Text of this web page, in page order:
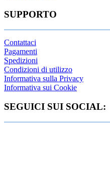
SUPPORTO
Contattaci
Pagamenti
Spedizioni
Condizioni di utilizzo
Informativa sulla Privacy
Informativa sui Cookie
SEGUICI SUI SOCIAL: